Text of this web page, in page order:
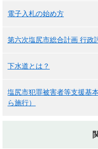
電子入札の始め方
第六次塩尻市総合計画 行政
下水道とは？
塩尻市犯罪被害者等支援基
ら施行）